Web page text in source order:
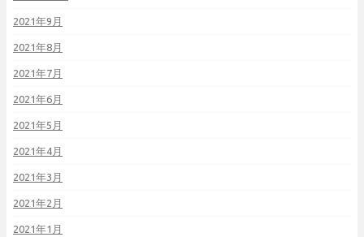
2021年9月
2021年8月
2021年7月
2021年6月
2021年5月
2021年4月
2021年3月
2021年2月
2021年1月